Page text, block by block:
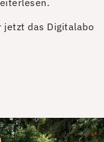
jetzt das Digitalabo